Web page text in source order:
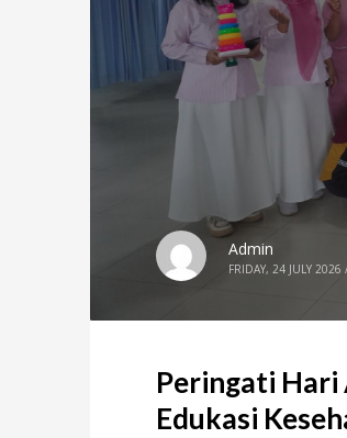
Admin
FRIDAY, 24 JULY 2026
Peringati Hari
Edukasi